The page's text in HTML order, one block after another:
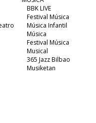
BBK LIVE
Festival Música
Música Infantil
Música
Festival Música
Musical
365 Jazz Bilbao
Musiketan